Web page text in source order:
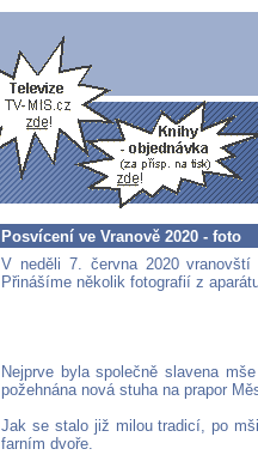
Posvícení ve Vranově 2020 - foto
V neděli 7. června 2020
Přinášíme několik fotografií z
Nejprve byla společně slavena
požehnána nová stuha na prapor
Jak se stalo již milou tradicí, po
farním dvoře.